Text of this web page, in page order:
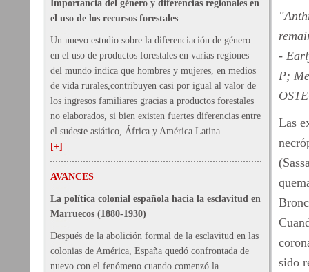
Importancia del género y diferencias regionales en
el uso de los recursos forestales
Un nuevo estudio sobre la diferenciación de género
en el uso de productos forestales en varias regiones
del mundo indica que hombres y mujeres, en medios
de vida rurales,contribuyen casi por igual al valor de
los ingresos familiares gracias a productos forestales
no elaborados, si bien existen fuertes diferencias entre
el sudeste asiático, África y América Latina.
[+]
AVANCES
La política colonial española hacia la esclavitud en
Marruecos (1880-1930)
Después de la abolición formal de la esclavitud en las
colonias de América, España quedó confrontada de
nuevo con el fenómeno cuando comenzó la
-
P;
Las
sido